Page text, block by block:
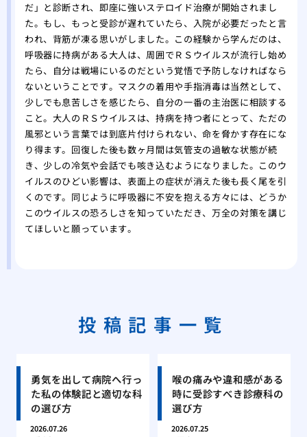
だ」と診断され、即座に強いステロイド治療が開始されまし
た。もし、もっと受診が遅れていたら、入院が必要だったと言
われ、背筋が凍る思いがしました。この経験から学んだのは、
呼吸器に持病がある大人は、周囲でＲＳウイルスが流行し始め
たら、自分は戦場にいるのだという覚悟で予防しなければなら
ないということです。マスクの着用や手指消毒は当然として、
少しでも息苦しさを感じたら、自分の一番の主治医に相談する
こと。大人のＲＳウイルスは、持病を持つ者にとって、ただの
風邪という言葉では到底片付けられない、命を脅かす存在にな
り得ます。回復した後も数ヶ月間は気管支の過敏な状態が続
き、少しの冷気や会話でも咳き込むようになりました。このウ
イルスのひどい影響は、表面上の症状が消えた後も長く尾を引
くのです。同じように呼吸器に不安を抱える方々には、どうか
このウイルスの恐ろしさを知っていただき、万全の対策を講じ
てほしいと願っています。
投稿記事一覧
勇気を出して病院へ行っ
た私の体験記と適切な科
の選び方
2026.07.26
喉の痛みや違和感がある
時に受診すべき診療科の
選び方
2026.07.25